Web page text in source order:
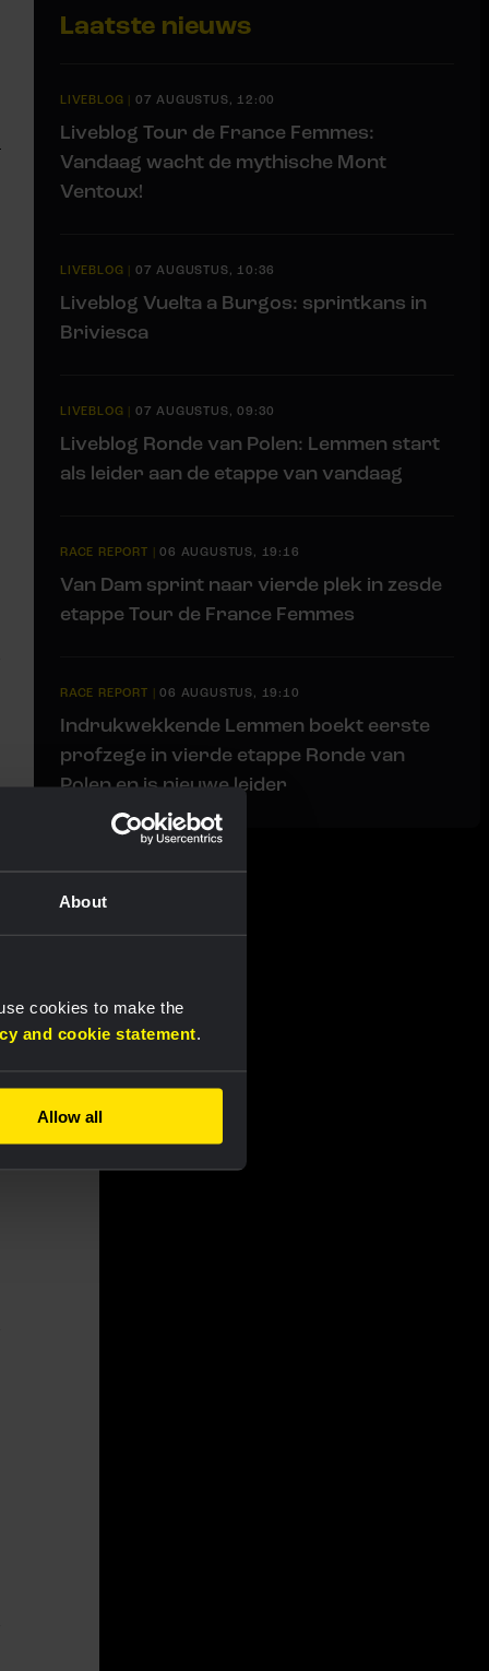
About
cookies to make the
and cookie statement.
Allow all
Laatste nieuws
LIVEBLOG | 07 AUGUSTUS, 12:00
Liveblog Tour de France Femmes:
Vandaag wacht de mythische Mont
Ventoux!
LIVEBLOG | 07 AUGUSTUS, 10:36
Liveblog Vuelta a Burgos: sprintkans in
Briviesca
LIVEBLOG | 07 AUGUSTUS, 09:30
Liveblog Ronde van Polen: Lemmen start
als leider aan de etappe van vandaag
RACE REPORT |06 AUGUSTUS, 19:16
Van Dam sprint naar vierde plek in zesde
etappe Tour de France Femmes
RACE REPORT |06 AUGUSTUS, 19:10
Indrukwekkende Lemmen boekt eerste
profzege in vierde etappe Ronde van
Polen en is nieuwe leider